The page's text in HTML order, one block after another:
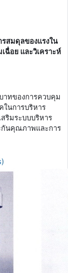
สมดุลของแรงใน
ฉื่อย และวิเคราะห์
ทของการควบคุม
นการบริหาร
ริมระบบบริหาร
นคุณภาพและการ